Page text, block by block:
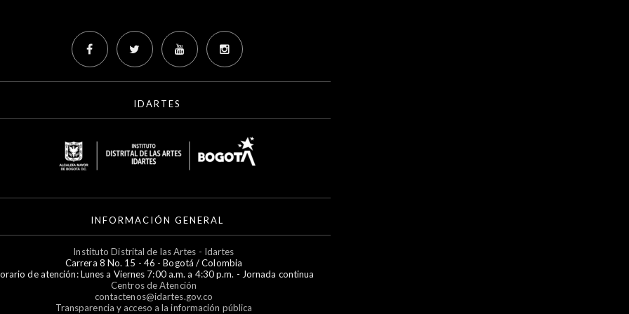
IDARTES
INFORMACIÓN GENERAL
Instituto Distrital de las Artes - Idartes
Carrera 8 No. 15 - 46 - Bogotá / Colombia
de atención: Lunes a Viernes 7:00 a.m. a 4:30 p.m. - Jornada continua
Centros de Atención
contactenos@idartes.gov.co
Transparencia y acceso a la información pública